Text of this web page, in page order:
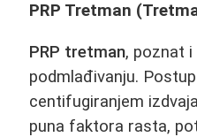
PRP Tretman
PRP tretman, poznat
podmlađivanju.
centifugiranjem
puna faktora rasta,